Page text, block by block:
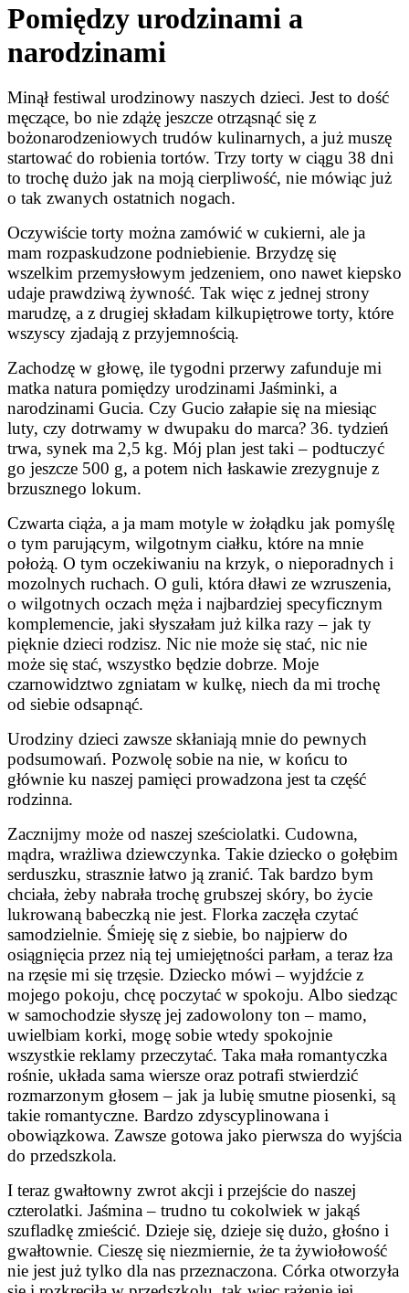
Pomiędzy urodzinami a
narodzinami
Minął festiwal urodzinowy naszych dzieci. Jest to dość
męczące, bo nie zdążę jeszcze otrząsnąć się z
bożonarodzeniowych trudów kulinarnych, a już muszę
startować do robienia tortów. Trzy torty w ciągu 38 dni
to trochę dużo jak na moją cierpliwość, nie mówiąc już
o tak zwanych ostatnich nogach.
Oczywiście torty można zamówić w cukierni, ale ja
mam rozpaskudzone podniebienie. Brzydzę się
wszelkim przemysłowym jedzeniem, ono nawet kiepsko
udaje prawdziwą żywność. Tak więc z jednej strony
marudzę, a z drugiej składam kilkupiętrowe torty, które
wszyscy zjadają z przyjemnością.
Zachodzę w głowę, ile tygodni przerwy zafunduje mi
matka natura pomiędzy urodzinami Jaśminki, a
narodzinami Gucia. Czy Gucio załapie się na miesiąc
luty, czy dotrwamy w dwupaku do marca? 36. tydzień
trwa, synek ma 2,5 kg. Mój plan jest taki – podtuczyć
go jeszcze 500 g, a potem nich łaskawie zrezygnuje z
brzusznego lokum.
Czwarta ciąża, a ja mam motyle w żołądku jak pomyślę
o tym parującym, wilgotnym ciałku, które na mnie
położą. O tym oczekiwaniu na krzyk, o nieporadnych i
mozolnych ruchach. O guli, która dławi ze wzruszenia,
o wilgotnych oczach męża i najbardziej specyficznym
komplemencie, jaki słyszałam już kilka razy – jak ty
pięknie dzieci rodzisz. Nic nie może się stać, nic nie
może się stać, wszystko będzie dobrze. Moje
czarnowidztwo zgniatam w kulkę, niech da mi trochę
od siebie odsapnąć.
Urodziny dzieci zawsze skłaniają mnie do pewnych
podsumowań. Pozwolę sobie na nie, w końcu to
głównie ku naszej pamięci prowadzona jest ta część
rodzinna.
Zacznijmy może od naszej sześciolatki. Cudowna,
mądra, wrażliwa dziewczynka. Takie dziecko o gołębim
serduszku, strasznie łatwo ją zranić. Tak bardzo bym
chciała, żeby nabrała trochę grubszej skóry, bo życie
lukrowaną babeczką nie jest. Florka zaczęła czytać
samodzielnie. Śmieję się z siebie, bo najpierw do
osiągnięcia przez nią tej umiejętności parłam, a teraz łza
na rzęsie mi się trzęsie. Dziecko mówi – wyjdźcie z
mojego pokoju, chcę poczytać w spokoju. Albo siedząc
w samochodzie słyszę jej zadowolony ton – mamo,
uwielbiam korki, mogę sobie wtedy spokojnie
wszystkie reklamy przeczytać. Taka mała romantyczka
rośnie, układa sama wiersze oraz potrafi stwierdzić
rozmarzonym głosem – jak ja lubię smutne piosenki, są
takie romantyczne. Bardzo zdyscyplinowana i
obowiązkowa. Zawsze gotowa jako pierwsza do wyjścia
do przedszkola.
I teraz gwałtowny zwrot akcji i przejście do naszej
czterolatki. Jaśmina – trudno tu cokolwiek w jakąś
szufladkę zmieścić. Dzieje się, dzieje się dużo, głośno i
gwałtownie. Cieszę się niezmiernie, że ta żywiołowość
nie jest już tylko dla nas przeznaczona. Córka otworzyła